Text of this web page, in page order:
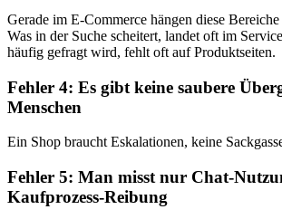
Gerade im E-Commerce hängen diese
Was in der Suche scheitert, landet oft im
häufig gefragt wird, fehlt oft auf Produktseiten.
Fehler 4: Es gibt keine saubere
Menschen
Ein Shop braucht Eskalationen, keine
Fehler 5: Man misst nur Chat-
Kaufprozess-Reibung